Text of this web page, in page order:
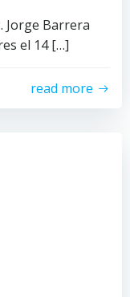
Jorge Barrera
el 14 […]
read more